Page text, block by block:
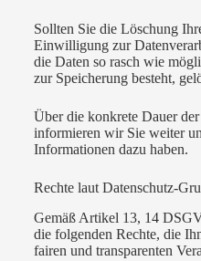
Sollten Sie die Löschung
Einwilligung zur
die Daten so rasch wie
zur Speicherung besteht,
Über die konkrete Dauer
informieren wir Sie weiter
Informationen dazu haben.
Rechte laut Datenschutz-
Gemäß Artikel 13, 14
die folgenden Rechte, die
fairen und transparenten